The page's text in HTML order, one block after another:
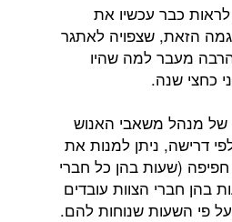
כבר עכשיו את
הזאת, שצפויה לאתגר
מעבר למה שהיו
כחצי שנה.
של מנהל משאבי האנוש
דרישה, ניתן למנות את
(שעות בהן כל חברי
בהן חברי הצוות עובדים
פי השעות שנוחות להם.